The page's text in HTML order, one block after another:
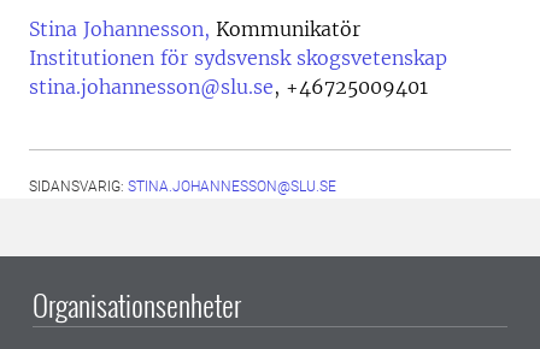
Stina Johannesson, Kommunikatör
Institutionen för sydsvensk skogsvetenskap
stina.johannesson@slu.se, +46725009401
SIDANSVARIG: STINA.JOHANNESSON@SLU.SE
Organisationsenheter